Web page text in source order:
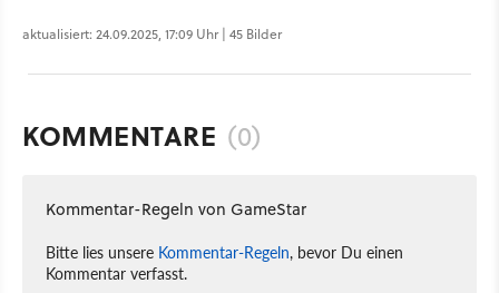
aktualisiert: 24.09.2025, 17:09 Uhr | 45 Bilder
KOMMENTARE (0)
Kommentar-Regeln von GameStar
Bitte lies unsere Kommentar-Regeln, bevor Du einen
Kommentar verfasst.